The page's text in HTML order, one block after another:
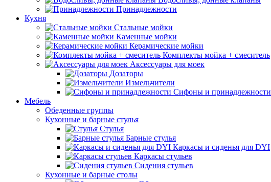
Принадлежности
Кухня
Стальные мойки
Каменные мойки
Керамические мойки
Комплекты мойка + смеситель
Аксессуары для моек
Дозаторы
Измельчители
Сифоны и принадлежности
Мебель
Обеденные группы
Кухонные и барные стулья
Стулья
Барные стулья
Каркасы и сиденья для DYI
Каркасы стульев
Сидения стульев
Кухонные и барные столы